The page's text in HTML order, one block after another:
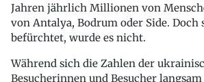
Jahren jährlich Millionen von
von Antalya, Bodrum oder Side. Doch
befürchtet, wurde es nicht.
Während sich die Zahlen der
Besucherinnen und Besucher